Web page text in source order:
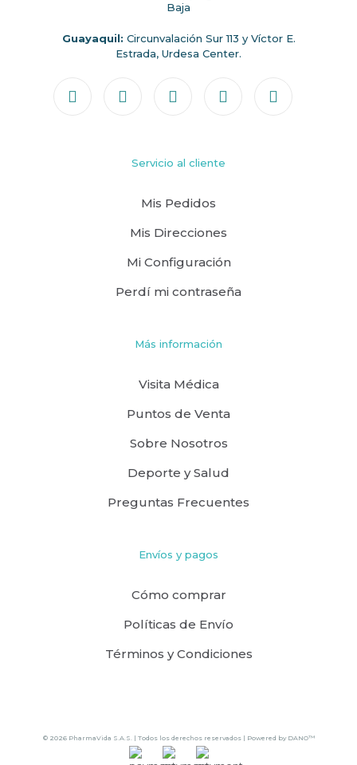
Baja
Guayaquil: Circunvalación Sur 113 y Víctor E.
Estrada, Urdesa Center.
Servicio al cliente
Mis Pedidos
Mis Direcciones
Mi Configuración
Perdí mi contraseña
Más información
Visita Médica
Puntos de Venta
Sobre Nosotros
Deporte y Salud
Preguntas Frecuentes
Envíos y pagos
Cómo comprar
Políticas de Envío
Términos y Condiciones
© 2026 PharmaVida S.A.S. | Todos los derechos reservados | Powered by DANO™